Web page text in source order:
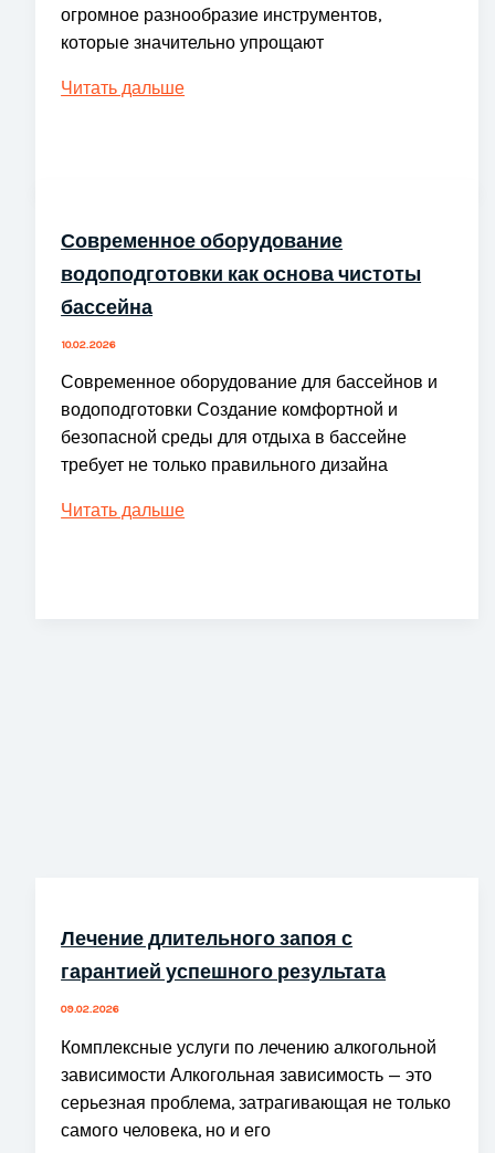
огромное разнообразие инструментов,
которые значительно упрощают
Пистолет
для
эффективной
работы
Читать дальше
Современное оборудование
водоподготовки как основа чистоты
бассейна
10.02.2026
Современное оборудование для бассейнов и
водоподготовки Создание комфортной и
безопасной среды для отдыха в бассейне
требует не только правильного дизайна
Современное
Читать дальше
Лечение длительного запоя с
гарантией успешного результата
09.02.2026
Комплексные услуги по лечению алкогольной
зависимости Алкогольная зависимость — это
серьезная проблема, затрагивающая не только
самого человека, но и его